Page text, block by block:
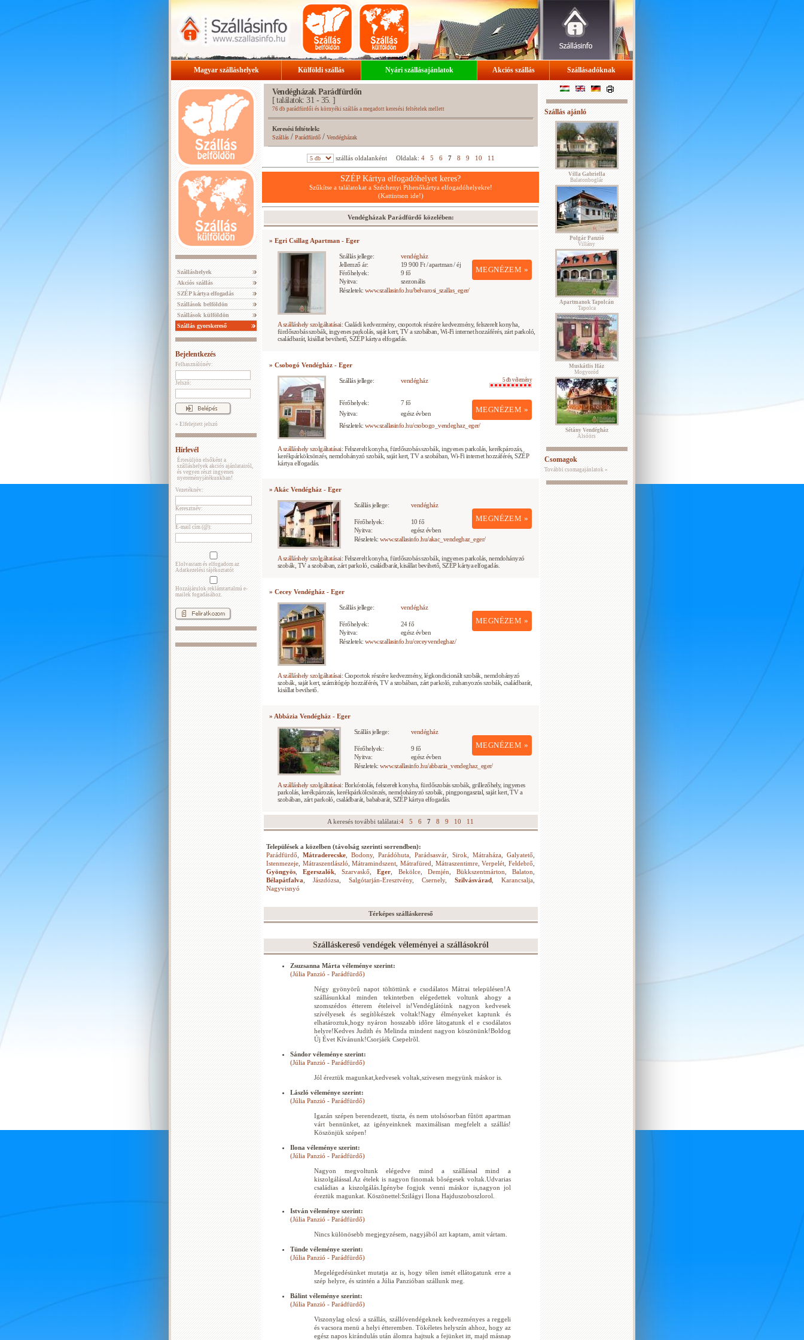
Magyar szálláshelyek Külföldi szállás Nyári szállásajánlatok Akciós szállás Szállásadóknak
Szálláshelyek
Akciós szállás
SZÉP kártya elfogadás
Szállások belföldön
Szállások külföldön
Szállás gyorskereső
Bejelentkezés
Felhasználónév:
Jelszó:
» Elfelejtett jelszó
Hírlevél
Értesüljön elsőként a
szálláshelyek akciós ajánlatairól,
és vegyen részt ingyenes
nyereményjátékunkban!
Vezetéknév:
Keresztnév:
E-mail cím (@):
Elolvastam és elfogadom az
Adatkezelési tájékoztatót
Hozzájárulok reklámtartalmú e-
mailek fogadásához.
Vendégházak Parádfürdőn
[ találatok: 31 - 35. ]
76 db parádfürdői és környéki szállás a megadott keresési feltételek mellett
Keresési feltételek:
Szállás/ Parádfürdő/Vendégházak
szállás oldalanként Oldalak: 4 5 6 7 8 9 10 11
SZÉP Kártya elfogadóhelyet keres?
Szűkítse a találatokat a Széchenyi Pihenőkártya elfogadóhelyekre!
(Kattintson ide!)
Vendégházak Parádfürdő közelében:
» Egri Csillag Apartman - Eger
Szállás jellege: vendégház
MEGNÉZEM »
Jellemző ár:
19 900 Ft / apartman / éj
Férőhelyek:
9 fő
Nyitva:
szezonális
Részletek: www.szallasinfo.hu/belvarosi_szallas_eger/
A szálláshely szolgáltatásai: Családi kedvezmény, csoportok részére kedvezmény, felszerelt konyha,
fürdőszobás szobák, ingyenes parkolás, saját kert, TV a szobában, Wi-Fi internet hozzáférés, zárt parkoló,
családbarát, kisállat bevihető, SZÉP kártya elfogadás.
» Csobogó Vendégház - Eger
Szállás jellege: vendégház 5 db vélemény
MEGNÉZEM »
Férőhelyek:
7 fő
Nyitva:
egész évben
Részletek: www.szallasinfo.hu/csobogo_vendeghaz_eger/
A szálláshely szolgáltatásai: Felszerelt konyha, fürdőszobás szobák, ingyenes parkolás, kerékpározás,
kerékpárkölcsönzés, nemdohányzó szobák, saját kert, TV a szobában, Wi-Fi internet hozzáférés, SZÉP
kártya elfogadás.
» Akác Vendégház - Eger
Szállás jellege: vendégház
MEGNÉZEM »
Férőhelyek:
10 fő
Nyitva:
egész évben
Részletek: www.szallasinfo.hu/akac_vendeghaz_eger/
A szálláshely szolgáltatásai: Felszerelt konyha, fürdőszobás szobák, ingyenes parkolás, nemdohányzó
szobák, TV a szobában, zárt parkoló, családbarát, kisállat bevihető, SZÉP kártya elfogadás.
» Cecey Vendégház - Eger
Szállás jellege: vendégház
MEGNÉZEM »
Férőhelyek:
24 fő
Nyitva:
egész évben
Részletek: www.szallasinfo.hu/ceceyvendeghaz/
A szálláshely szolgáltatásai: Csoportok részére kedvezmény, légkondicionált szobák, nemdohányzó
szobák, saját kert, számítógép hozzáférés, TV a szobában, zárt parkoló, zuhanyozós szobák, családbarát,
kisállat bevihető.
» Abbázia Vendégház - Eger
Szállás jellege: vendégház
MEGNÉZEM »
Férőhelyek:
9 fő
Nyitva:
egész évben
Részletek: www.szallasinfo.hu/abbazia_vendeghaz_eger/
A szálláshely szolgáltatásai: Borkóstolás, felszerelt konyha, fürdőszobás szobák, grillezőhely, ingyenes
parkolás, kerékpározás, kerékpárkölcsönzés, nemdohányzó szobák, pingpongasztal, saját kert, TV a
szobában, zárt parkoló, családbarát, bababarát, SZÉP kártya elfogadás.
A keresés további találatai:4 5 6 7 8 9 10 11
Települések a közelben (távolság szerinti sorrendben):
Parádfürdő
Mátraderecske Bodony, Parádóhuta Parádsasvár Sirok Mátraháza Galyatető
Istenmezeje Mátraszentlászló ,Mátramindszent ,Mátrafüred Mátraszentimre,Verpelét ,Feldebrő
Gyöngyös ,Egerszalók ,Szarvaskő ,Eger Bekölce, Demjén Bükkszentmárton ,Balaton
Bélapátfalva
Jászdózsa Salgótarján-Eresztvény, Csernely, Szilvásvárad Karancsalja
Nagyvisnyó
Térképes szálláskereső
Szálláskereső vendégek véleményei a szállásokról
Zsuzsanna Márta véleménye szerint:
(Júlia Panzió - Parádfürdő)
Négy gyönyörû napot töltöttünk e csodálatos Mátrai településen!A
szállásunkkal minden tekintetben elégedettek voltunk ahogy a
szomszédos étterem ételeivel is!Vendéglátóink nagyon kedvesek
szívélyesek és segítõkészek voltak!Nagy élményeket kaptunk és
elhatároztuk,hogy nyáron hosszabb idõre látogatunk el e csodálatos
helyre!Kedves Judith és Melinda mindent nagyon köszönünk!Boldog
Új Évet Kívánunk!Csorjáék Csepelrõl.
Sándor véleménye szerint:
(Júlia Panzió - Parádfürdő)
Jól éreztük magunkat,kedvesek voltak,szivesen megyünk máskor is.
László véleménye szerint:
(Júlia Panzió - Parádfürdő)
Igazán szépen berendezett, tiszta, és nem utolsósorban fûtött apartman
várt bennünket, az igényeinknek maximálisan megfelelt a szállás!
Köszönjük szépen!
Ilona véleménye szerint:
(Júlia Panzió - Parádfürdő)
Nagyon megvoltunk elégedve mind a szállással mind a
kiszolgálással.Az ételek is nagyon finomak bõségesek voltak.Udvarias
családias a kiszolgálás.Igénybe fogjuk venni máskor is,nagyon jol
éreztük magunkat. Köszönettel:Szilágyi Ilona Hajduszoboszlorol.
István véleménye szerint:
(Júlia Panzió - Parádfürdő)
Nincs különösebb megjegyzésem, nagyjából azt kaptam, amit vártam.
Tünde véleménye szerint:
(Júlia Panzió - Parádfürdő)
Megelégedésünket mutatja az is, hogy télen ismét ellátogatunk erre a
szép helyre, és szintén a Júlia Panzióban szállunk meg.
Bálint véleménye szerint:
(Júlia Panzió - Parádfürdő)
Viszonylag olcsó a szállás, szállóvendégeknek kedvezményes a reggeli
és vacsora menü a helyi étteremben. Tökéletes helyszín ahhoz, hogy az
egész napos kirándulás után álomra hajtsuk a fejünket itt, majd másnap
Szállás ajánló
Villa Gabriella
Balatonboglár
Polgár Panzió
Villány
Apartmanok Tapolcán
Tapolca
Muskátlis Ház
Mogyoród
Sétány Vendégház
Alsóörs
Csomagok
További csomagajánlatok »